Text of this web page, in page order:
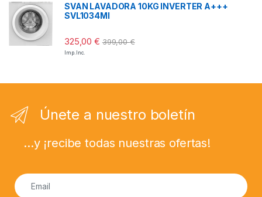
SVAN LAVADORA 10KG INVERTER A+++
SVL1034MI
325,00€ 399,00€
Imp. Inc.
Únete a nuestro boletín
...y ¡recibe todas nuestras ofertas!